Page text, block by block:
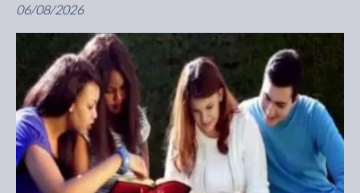
06/08/2026